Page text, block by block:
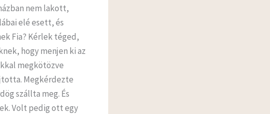
nem lakott,
elé esett, és
Fia? Kérlek téged,
hogy menjen ki az
megkötözve
Megkérdezte
szállta meg. És
Volt pedig ott egy